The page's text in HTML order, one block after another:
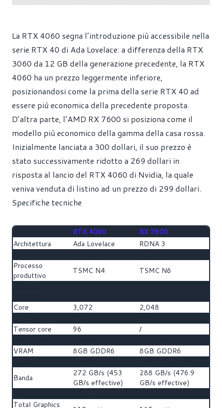
La RTX 4060 segna l’introduzione più accessibile nella
serie RTX 40 di Ada Lovelace: a differenza della RTX
3060 da 12 GB della generazione precedente, la RTX
4060 ha un prezzo leggermente inferiore,
posizionandosi come la prima della serie RTX 40 ad
essere più economica della precedente proposta.
D’altra parte, l’AMD RX 7600 si posiziona come il
modello più economico della gamma della casa rossa.
Inizialmente lanciata a 300 dollari, il suo prezzo è
stato successivamente ridotto a 269 dollari in
risposta al lancio del RTX 4060 di Nvidia, la quale
veniva venduta di listino ad un prezzo di 299 dollari.
Specifiche tecniche
RTX 4060
RX 7600
Architettura
Ada Lovelace
RDNA 3
Processo
produttivo
TSMC N4
TSMC N6
Core
3,072
2,048
Tensor core
96
/
VRAM
8GB GDDR6
8GB GDDR6
Banda
272 GB/s (453
GB/s effective)
288 GB/s (476.9
GB/s effective)
Total Graphics